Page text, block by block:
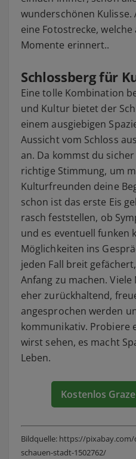
wunderschönen
eine Fotostrecke,
Momente erinnert..
Schlossberg für
Eine tolle Kombination
und Kultur bietet der
einem ausgiebigen
Aussicht vom Schloss
an. Da kommst du
richtige Stimmung, um
Kulturfreunden deine
schon ist das erste Eis
rasch feststellen, ob
und es eventuell funken
Möglichkeiten ins
jeden Fall breit
Anfang zu machen.
eher zurückhaltend,
angesprochen werden
kommunikativ. Probiere
wirst sehen, es macht
Leben.
Kostenlos
Bildquelle: https://
schauen-stadt-1502762/